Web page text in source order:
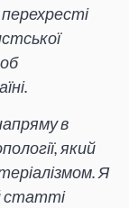
в
який
Я
статті